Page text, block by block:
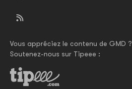
Vous appréciez le contenu de GMD ?
Soutenez-nous sur Tipeee :